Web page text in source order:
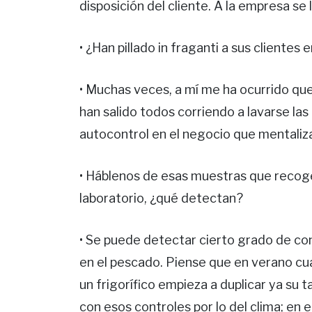
disposición del cliente. A la empresa
• ¿Han pillado in fraganti a sus clientes
• Muchas veces, a mí me ha ocurrido
han salido todos corriendo a lavarse
autocontrol en el negocio que
• Háblenos de esas muestras que
laboratorio, ¿qué detectan?
• Se puede detectar cierto grado de
en el pescado. Piense que en verano
un frigorífico empieza a duplicar ya su
con esos controles por lo del clima; en